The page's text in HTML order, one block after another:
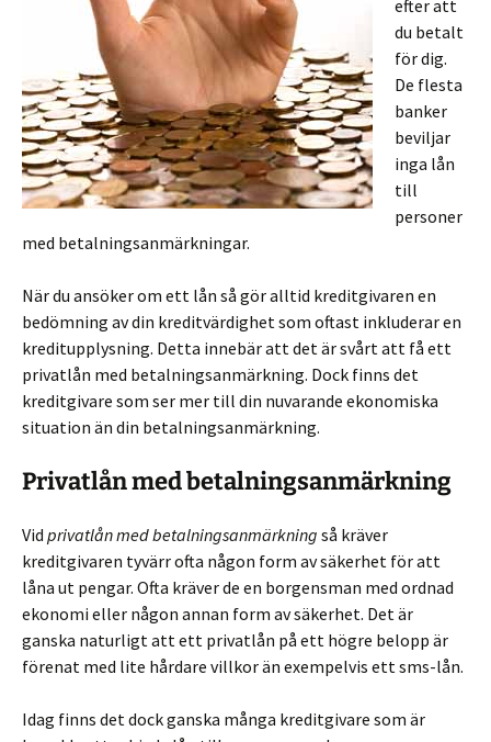
efter att
du betalt
för dig.
De flesta
banker
beviljar
inga lån
till
personer
med betalningsanmärkningar.
När du ansöker om ett lån så gör alltid kreditgivaren en
bedömning av din kreditvärdighet som oftast inkluderar en
kreditupplysning. Detta innebär att det är svårt att få ett
privatlån med betalningsanmärkning. Dock finns det
kreditgivare som ser mer till din nuvarande ekonomiska
situation än din betalningsanmärkning.
Privatlån med betalningsanmärkning
Vid privatlån med betalningsanmärkning så kräver
kreditgivaren tyvärr ofta någon form av säkerhet för att
låna ut pengar. Ofta kräver de en borgensman med ordnad
ekonomi eller någon annan form av säkerhet. Det är
ganska naturligt att ett privatlån på ett högre belopp är
förenat med lite hårdare villkor än exempelvis ett sms-lån.
Idag finns det dock ganska många kreditgivare som är